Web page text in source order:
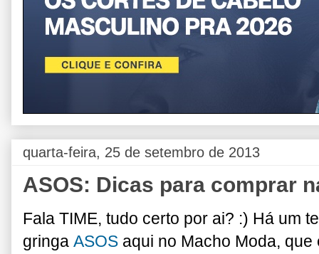
quarta-feira, 25 de setembro de 2013
ASOS: Dicas para comprar
Fala TIME, tudo certo por ai? :) Há um
gringa ASOS aqui no Macho Moda,